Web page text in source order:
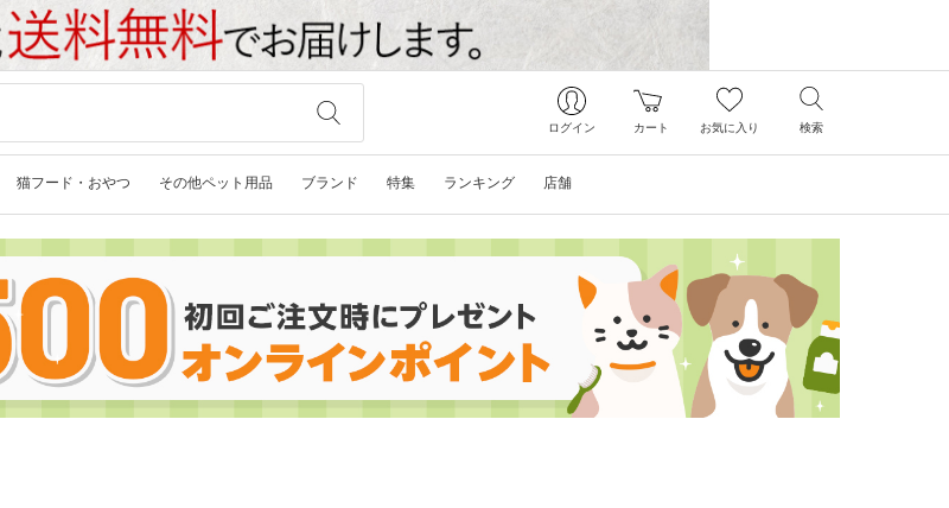
ログイン カート お気に入り 検索
猫フード・おやつ その他ペット用品 ブランド 特集 ランキング 店舗